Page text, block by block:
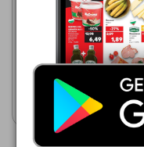
30.07.2026 - 12.08.2026
Стол Smeraldo
Покажи брошурата